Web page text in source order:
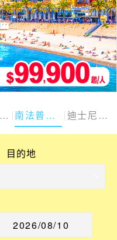
泰經典6日 南法普羅旺斯10日 迪士尼探險號
目的地